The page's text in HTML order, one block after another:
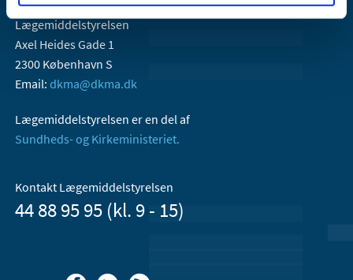
Lægemiddelstyrelsen
Axel Heides Gade 1
2300 København S
Email: dkma@dkma.dk
Lægemiddelstyrelsen er en del af
Sundheds- og Kirkeministeriet.
Kontakt Lægemiddelstyrelsen
44 88 95 95 (kl. 9 - 15)